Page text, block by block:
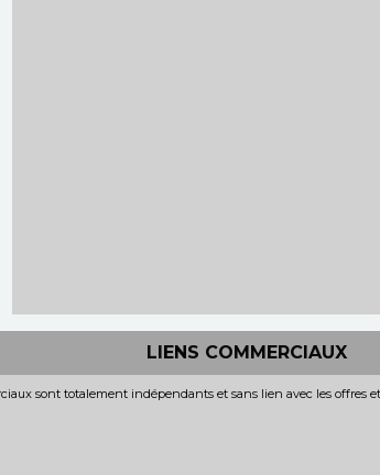
LIENS COMMERCIAUX
sont totalement indépendants et sans lien avec les offres